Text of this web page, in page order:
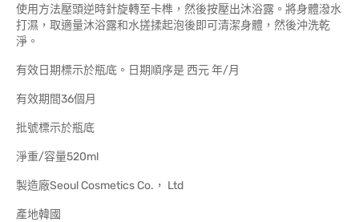
使用方法壓頭逆時針旋轉至卡榫，然後按壓出沐浴露。將身體潑水
打濕，取適量沐浴露和水搓揉起泡後即可清潔身體，然後沖洗乾
淨。
有效日期標示於瓶底。日期順序是 西元 年/月
有效期間36個月
批號標示於瓶底
淨重/容量520ml
製造廠Seoul Cosmetics Co.， Ltd
產地韓國